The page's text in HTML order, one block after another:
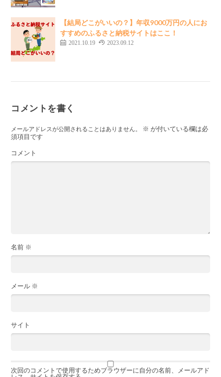
【結局どこがいいの？】年収9000万円の人にお
すすめのふるさと納税サイトはここ！
2021.10.19 2023.09.12
コメントを書く
メールアドレスが公開されることはありません。 ※ が付いている欄は必
須項目です
コメント
名前 ※
メール ※
サイト
次回のコメントで使用するためブラウザーに自分の名前、メールアド